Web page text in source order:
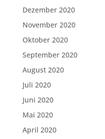
Dezember 2020
November 2020
Oktober 2020
September 2020
August 2020
Juli 2020
Juni 2020
Mai 2020
April 2020